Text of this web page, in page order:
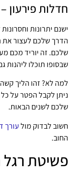
חדלות פירעון
ישנם יתרונות
הדרך שלכם לעצור את
שלכם. זה יוריד מכם
שבסופו תוכלו
למה לא? זהו הליך
ניתן לקבל הפטר על כל
שלכם לשנים הבאות.
חשוב לבדוק מולעורך
החוב.
פשיטת רגל